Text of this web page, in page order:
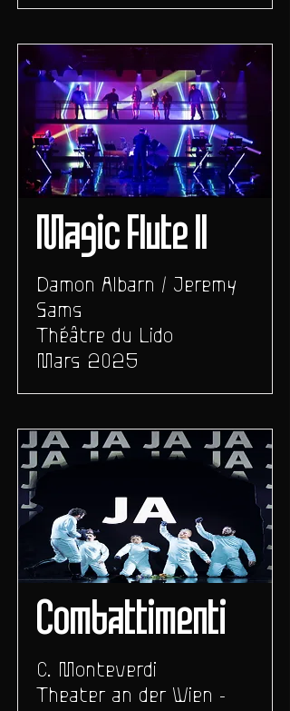
Magic Flute II
Damon Albarn / Jeremy
Sams
Théâtre du Lido
Mars 2025
Combattimenti
C. Monteverdi
Theater an der Wien -